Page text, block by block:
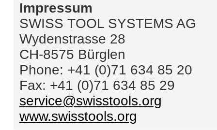
Impressum
SWISS TOOL SYSTEMS AG
Wydenstrasse 28
CH-8575 Bürglen
Phone: +41 (0)71 634 85 20
Fax: +41 (0)71 634 85 29
service@swisstools.org
www.swisstools.org